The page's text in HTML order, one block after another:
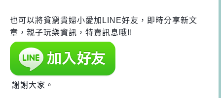
也可以將貧窮貴婦小愛加LINE好友，即時分享新文
章，親子玩樂資訊，特賣訊息哦!!
謝謝大家。